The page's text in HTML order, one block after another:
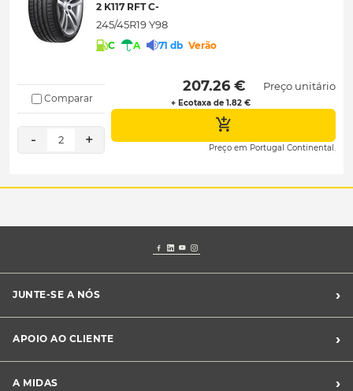
2 K117 RFT C-
245/45R19 Y98
C A 71 db Verão
Comparar
- 2 +
207.26 €
+ Ecotaxa de 1.82 €
Preço unitário
Preço em Portugal Continental.
JUNTE-SE A NÓS ›
Franchising Midas
APOIO AO CLIENTE ›
Livro de Reclamações
A MIDAS ›